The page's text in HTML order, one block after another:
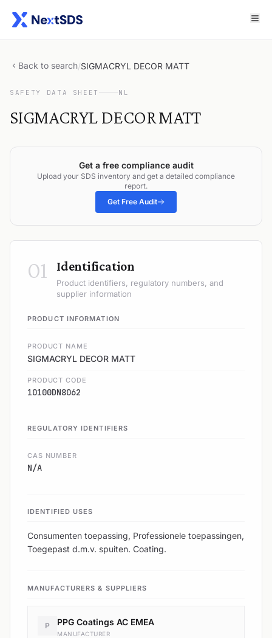
Back to search/SIGMACRYL DECOR MATT
SAFETY DATA SHEET NL
SIGMACRYL DECOR MATT
Get a free compliance audit
Upload your SDS inventory and get a detailed compliance
report.
Get Free Audit
01 Identification
Product identifiers, regulatory numbers, and
supplier information
PRODUCT INFORMATION
PRODUCT NAME
SIGMACRYL DECOR MATT
PRODUCT CODE
10100DN8062
REGULATORY IDENTIFIERS
CAS NUMBER
N/A
IDENTIFIED USES
Consumenten toepassing, Professionele toepassingen,
Toegepast d.m.v. spuiten. Coating.
MANUFACTURERS & SUPPLIERS
P PPG Coatings AC EMEA
MANUFACTURER